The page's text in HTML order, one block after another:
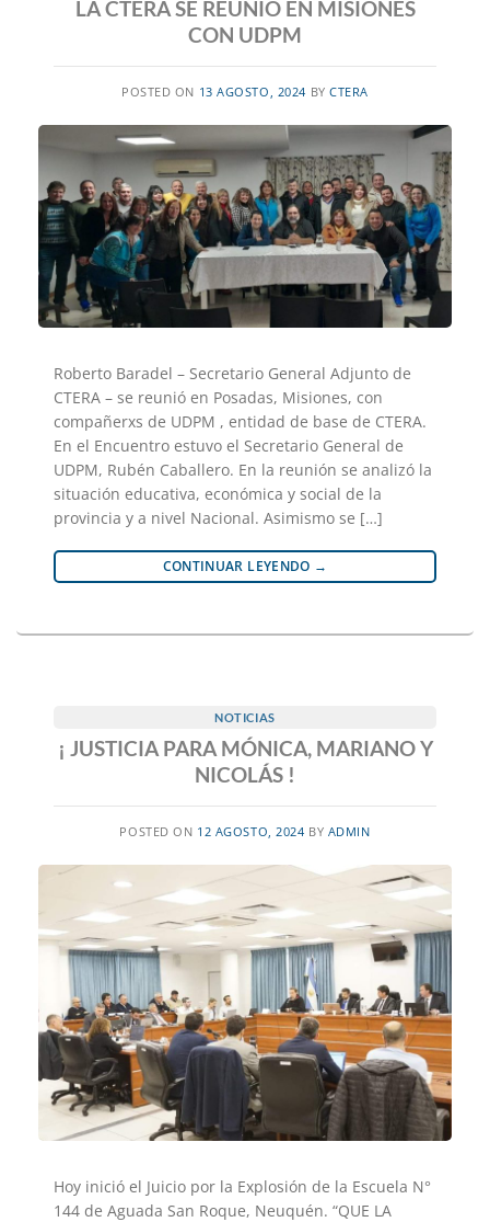
LA CTERA SE REUNIÓ EN MISIONES
CON UDPM
POSTED ON 13 AGOSTO, 2024 BYCTERA
Roberto Baradel – Secretario General Adjunto de
CTERA – se reunió en Posadas, Misiones, con
compañerxs de UDPM , entidad de base de CTERA.
En el Encuentro estuvo el Secretario General de
UDPM, Rubén Caballero. En la reunión se analizó la
situación educativa, económica y social de la
provincia y a nivel Nacional. Asimismo se […]
CONTINUAR LEYENDO →
NOTICIAS
¡ JUSTICIA PARA MÓNICA, MARIANO Y
NICOLÁS !
POSTED ON 12 AGOSTO, 2024 BY ADMIN
Hoy inició el Juicio por la Explosión de la Escuela N°
144 de Aguada San Roque, Neuquén. “QUE LA